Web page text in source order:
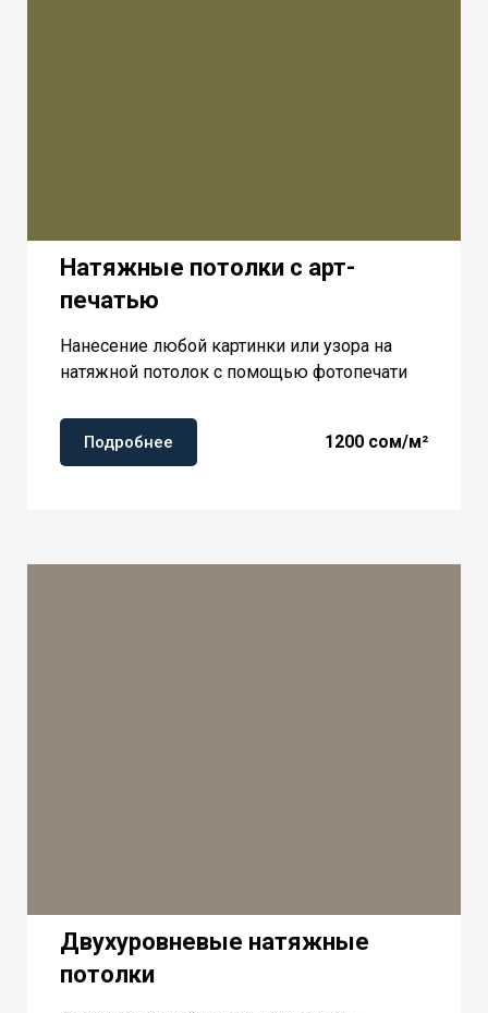
Натяжные потолки с арт-
печатью
Нанесение любой картинки или узора на
натяжной потолок с помощью фотопечати
Подробнее 1200 сом/м²
Двухуровневые натяжные
потолки